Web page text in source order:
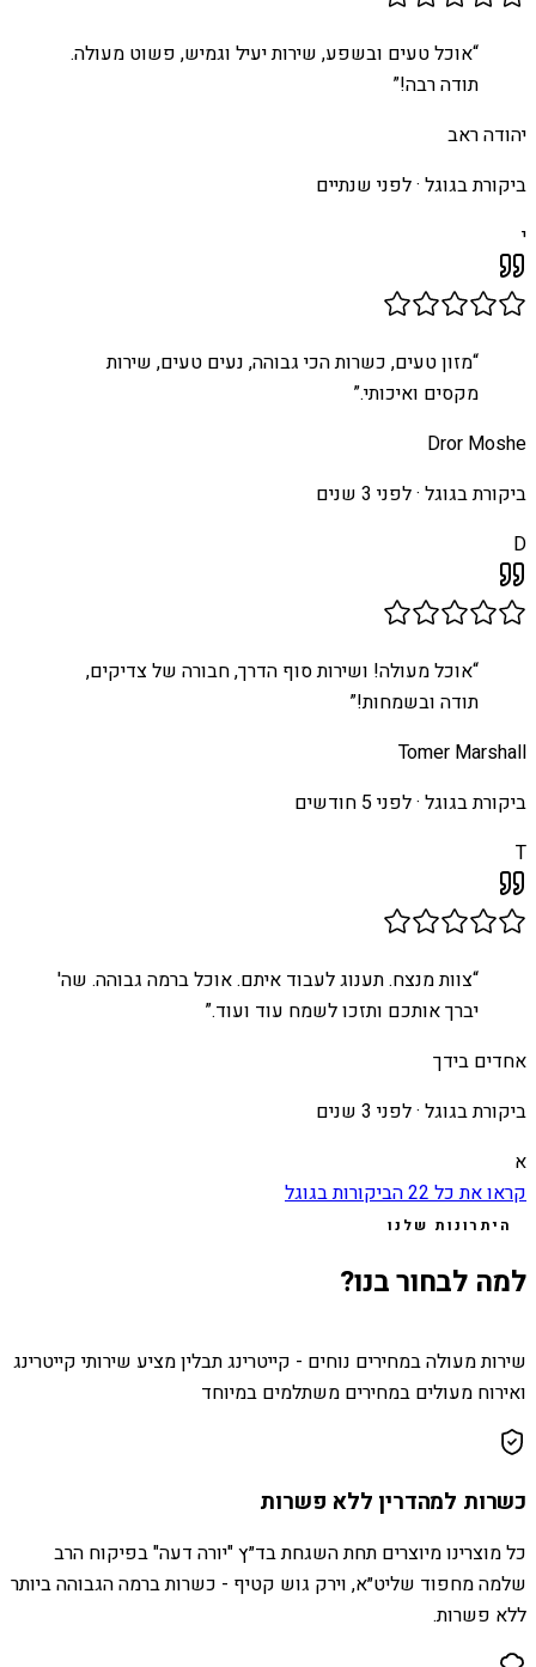
“אוכל טעים ובשפע, שירות יעיל וגמיש, פשוט מעולה.
תודה רבה!”
יהודה ראב
ביקורת בגוגל ·לפני שנתיים
י
“מזון טעים, כשרות הכי גבוהה, נעים טעים, שירות
מקסים ואיכותי.”
Dror Moshe
ביקורת בגוגל ·לפני 3 שנים
D
“אוכל מעולה! ושירות סוף הדרך, חבורה של צדיקים,
תודה ובשמחות!”
Tomer Marshall
ביקורת בגוגל ·לפני 5 חודשים
T
“צוות מנצח. תענוג לעבוד איתם. אוכל ברמה גבוהה. שה'
יברך אותכם ותזכו לשמח עוד ועוד.”
אחדים בידך
ביקורת בגוגל ·לפני 3 שנים
א
קראו את כל22הביקורות בגוגל
היתרונות שלנו
למה לבחור בנו?
שירות מעולה במחירים נוחים - קייטרינג תבלין מציע שירותי קייטרינג
ואירוח מעולים במחירים משתלמים במיוחד
כשרות למהדרין ללא פשרות
כל מוצרינו מיוצרים תחת השגחת בד״ץ "יורה דעה" בפיקוח הרב
שלמה מחפוד שליט״א, וירק גוש קטיף - כשרות ברמה הגבוהה ביותר
ללא פשרות.